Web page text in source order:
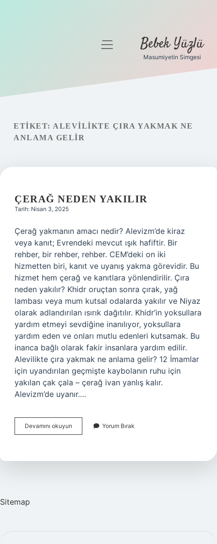
Gizlilik Politikası
menüyü
Bebek Yüzlü
Masumiyetin Simgesi
ETIKET: ALEVILIKTE ÇIRA YAKMAK NE
ANLAMA GELIR
ÇERAĞ NEDEN YAKILIR
Tarih: Nisan 3, 2025
Çerağ yakmanın amacı nedir? Alevizm’de kiraz
veya kanıt; Evrendeki mevcut ışık hafiftir. Bir
rehber, bir rehber, rehber. CEM’deki on iki
hizmetten biri, kanıt ve uyanış yakma görevidir. Bu
hizmet hem çerağ ve kanıtlara yönlendirilir. Çıra
neden yakılır? Khidr oruçtan sonra çırak, yağ
lambası veya mum kutsal odalarda yakılır ve Niyaz
olarak adlandırılan ısırık dağıtılır. Khidr’in yoksullara
yardım etmeyi sevdiğine inanılıyor, yoksullara
yardım eden ve onları mutlu edenleri kutsamak. Bu
inanca bağlı olarak fakir insanlara yardım edilir.
Alevilikte çıra yakmak ne anlama gelir? 12 İmamlar
için uyandırılan geçmişte kaybolanın ruhu için
yakılan çak çala – çerağ ivan yanlış kalır.
Alevizm’de uyanır.…
Devamını okuyun
Neden
Yorum Bırak
Sitemap